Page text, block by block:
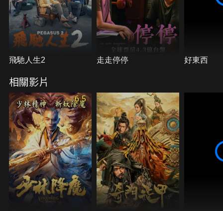
飛馳人生2 走走停停 好東西
相關影片
6.5